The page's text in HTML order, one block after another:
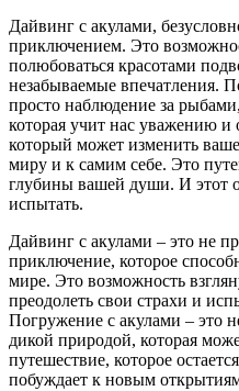
Дайвинг с акулами,
приключением. Это
полюбоваться красотами
незабываемые впечатления.
просто наблюдение за
которая учит нас уважению и
который может изменить
миру и к самим себе. Это
глубины вашей души. И этот
испытать.
Дайвинг с акулами – это не
приключение, которое
мире. Это возможность
преодолеть свои страхи и
Погружение с акулами – это
дикой природой, которая
путешествие, которое
побуждает к новым